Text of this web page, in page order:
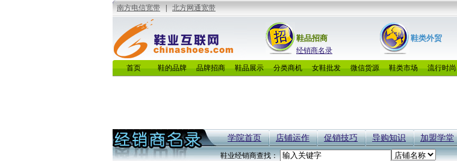
鞋品招商
经销商名录
鞋类外贸
首页 鞋的品牌 品牌招商 鞋品展示 分类商机 女鞋批发 微信货源 鞋类市场 流行时尚
学院首页 店铺运作 促销技巧 导购知识 加盟学堂
鞋业经销商查找：